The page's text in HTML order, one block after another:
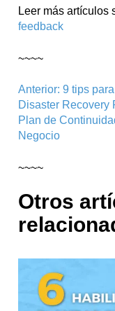
Leer más artículos
feedback
~~~~
de
entradas
Anterior: 9 tips
Disaster Recovery
Plan de
Negocio
~~~~
Otros